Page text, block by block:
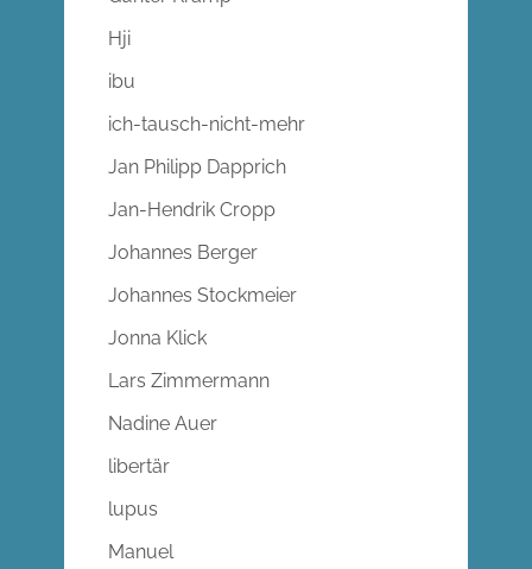
Hji
ibu
ich-tausch-nicht-mehr
Jan Philipp Dapprich
Jan-Hendrik Cropp
Johannes Berger
Johannes Stockmeier
Jonna Klick
Lars Zimmermann
Nadine Auer
libertär
lupus
Manuel